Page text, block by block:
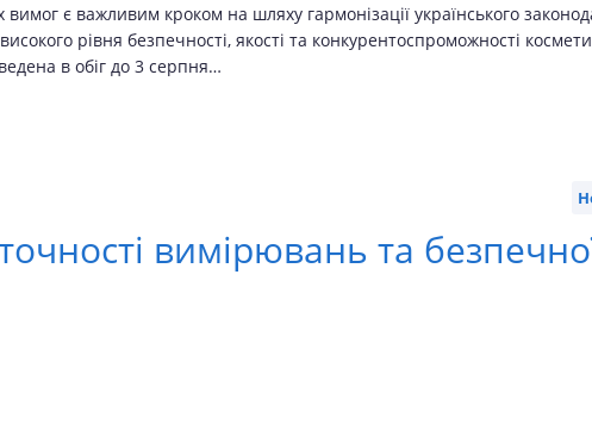
є важливим кроком на шляху гармонізації українського
рівня безпечності, якості та конкурентоспроможності
в обіг до 3 серпня…
вимірювань та